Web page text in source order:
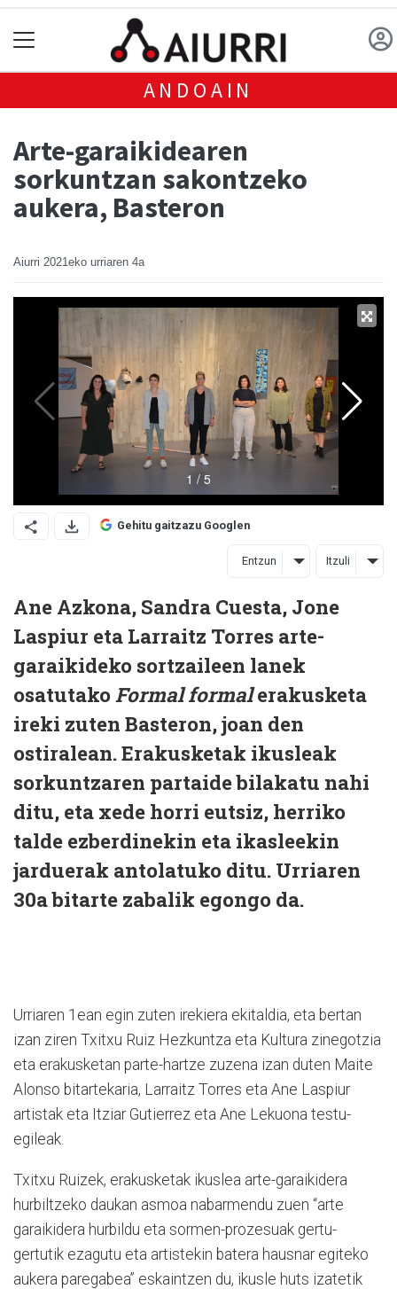
ANDOAIN
Arte-garaikidearen
sorkuntzan sakontzeko
aukera, Basteron
Aiurri 2021eko urriaren 4a
Gehitu gaitzazu Googlen
Entzun Itzuli
Ane Azkona, Sandra Cuesta, Jone
Laspiur eta Larraitz Torres arte-
garaikideko sortzaileen lanek
osatutako Formal formalerakusketa
ireki zuten Basteron, joan den
ostiralean. Erakusketak ikusleak
sorkuntzaren partaide bilakatu nahi
ditu, eta xede horri eutsiz, herriko
talde ezberdinekin eta ikasleekin
jarduerak antolatuko ditu. Urriaren
30a bitarte zabalik egongo da.
Urriaren 1ean egin zuten irekiera ekitaldia, eta bertan
izan ziren Txitxu Ruiz Hezkuntza eta Kultura zinegotzia
eta erakusketan parte-hartze zuzena izan duten Maite
Alonso bitartekaria, Larraitz Torres eta Ane Laspiur
artistak eta Itziar Gutierrez eta Ane Lekuona testu-
egileak.
Txitxu Ruizek, erakusketak ikuslea arte-garaikidera
hurbiltzeko daukan asmoa nabarmendu zuen “arte
garaikidera hurbildu eta sormen-prozesuak gertu-
gertutik ezagutu eta artistekin batera hausnar egiteko
aukera paregabea” eskaintzen du, ikusle huts izatetik